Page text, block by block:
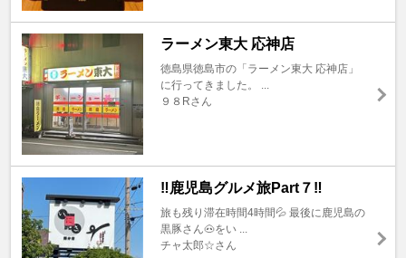
ラーメン東大 応神店
徳島県徳島市の「ラーメン東大 応神店」
に行ってきました。 ...
９８Rさん
‼️鹿児島グルメ旅Part７‼️
旅も残り滞在時間4時間💦 最後に鹿児島の
黒豚さん🐽をい ...
チャ太郎☆さん